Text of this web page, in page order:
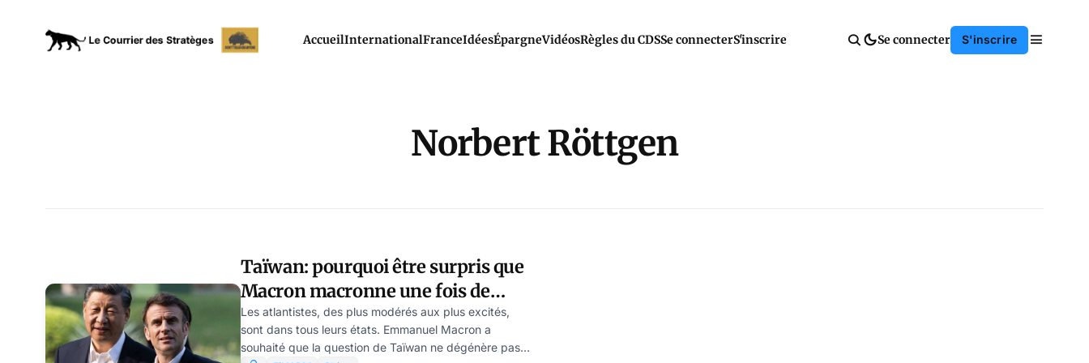
AccueilInternationalFranceIdéesÉpargneVidéosRègles du CDSSe connecterS'inscrire Se connecter S'inscrire
Norbert Röttgen
Taïwan: pourquoi être surpris que
Macron macronne une fois de
plus?
Les atlantistes, des plus modérés aux plus excités,
sont dans tous leurs états. Emmanuel Macron a
souhaité que la question de Taïwan ne dégénère pas